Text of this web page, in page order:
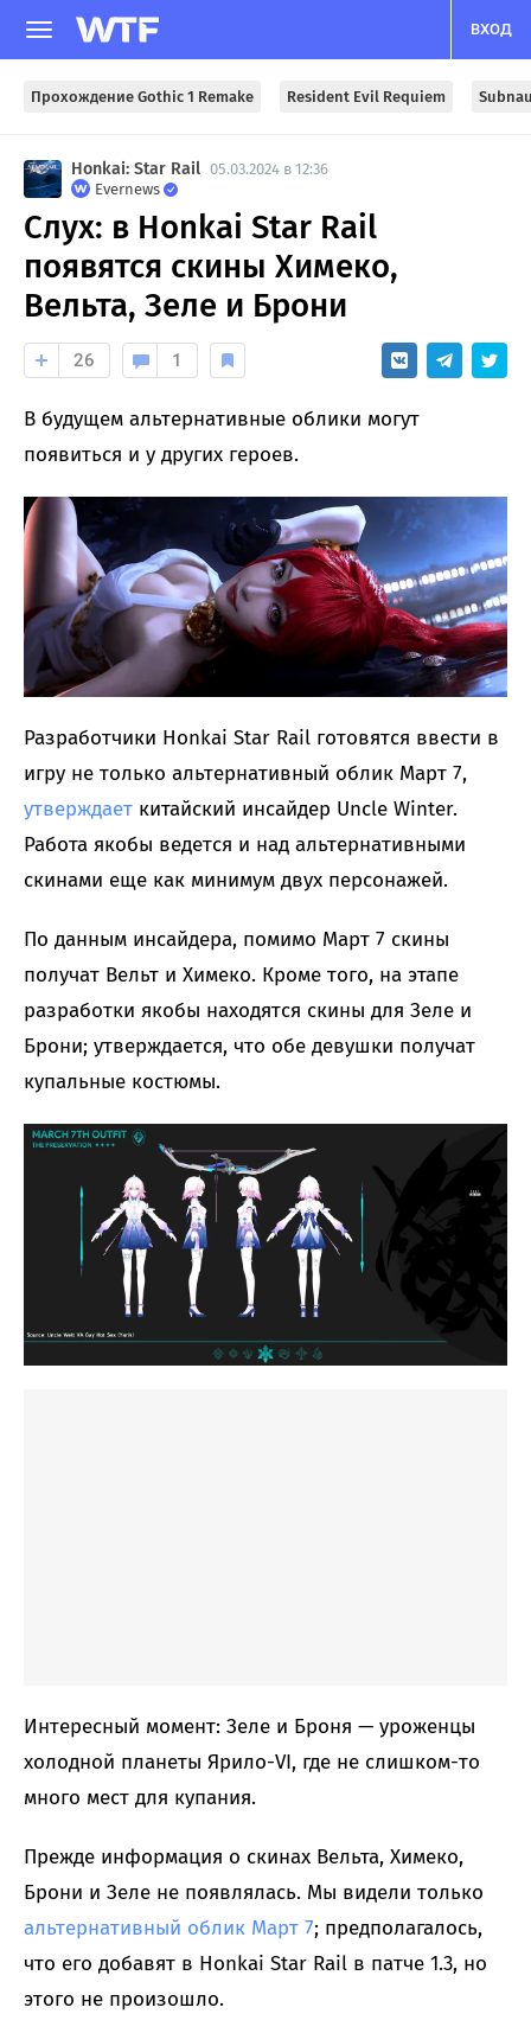
ВХОД
Прохождение Gothic 1 Remake Resident Evil Requiem
Honkai: Star Rail 05.03.2024 в 12:36
Evernews
Слух: в Honkai Star Rail
появятся скины Химеко,
Вельта, Зеле и Брони
26 1
В будущем альтернативные облики могут
появиться и у других героев.
Разработчики Honkai Star Rail готовятся ввести в
игру не только альтернативный облик Март 7,
утверждает китайский инсайдер Uncle Winter.
Работа якобы ведется и над альтернативными
скинами еще как минимум двух персонажей.
По данным инсайдера, помимо Март 7 скины
получат Вельт и Химеко. Кроме того, на этапе
разработки якобы находятся скины для Зеле и
Брони; утверждается, что обе девушки получат
купальные костюмы.
Интересный момент: Зеле и Броня — уроженцы
холодной планеты Ярило-VI, где не слишком-то
много мест для купания.
Прежде информация о скинах Вельта, Химеко,
Брони и Зеле не появлялась. Мы видели только
альтернативный облик Март 7; предполагалось,
что его добавят в Honkai Star Rail в патче 1.3, но
этого не произошло.